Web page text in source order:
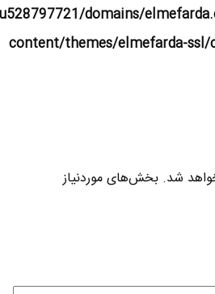
domains/
content/themes/elmefarda-
شد. بخش‌های موردنیاز